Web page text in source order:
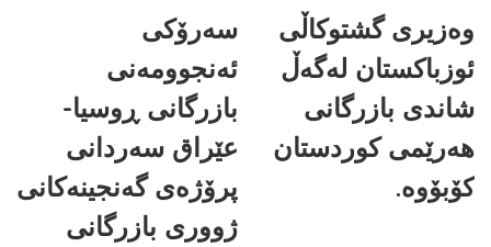
وەزیری گشتوکاڵی
ئوزباکستان لەگەڵ
شاندی بازرگانی
هەرێمی کوردستان
کۆبۆوە.
سەرۆکی
ئەنجوومەنی
بازرگانی ڕوسیا-
عێراق سەردانی
پرۆژەی گەنجینەکانی
ژووری بازرگانی